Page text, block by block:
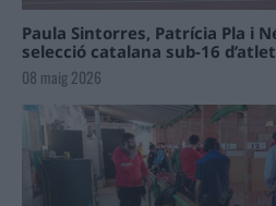
Paula Sintorres, Patrícia Pla i
selecció catalana sub-16
08 maig 2026